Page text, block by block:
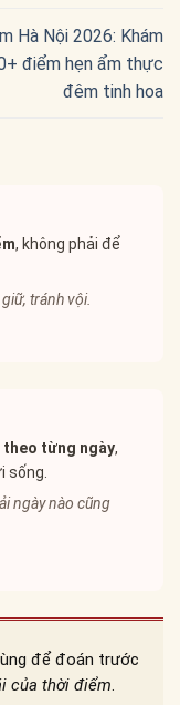
Hà Nội 2026: Khám
điểm hẹn ẩm thực
đêm tinh hoa
, không phải để
tránh vội.
theo từng ngày,
sống.
ngày nào cũng
để đoán trước
của thời điểm.